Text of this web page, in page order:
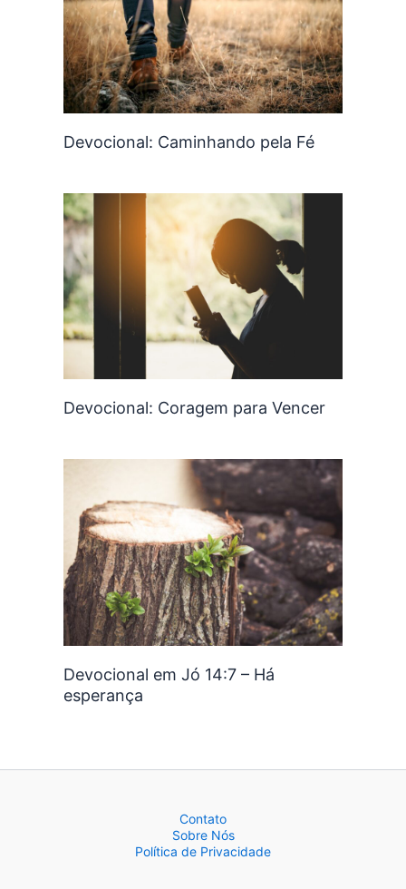
Devocional: Caminhando pela Fé
Devocional: Coragem para Vencer
Devocional em Jó 14:7 – Há
esperança
Contato
Sobre Nós
Política de Privacidade